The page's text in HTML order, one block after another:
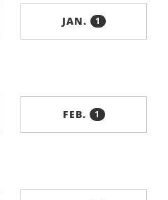
JAN. 1
FEB. 1